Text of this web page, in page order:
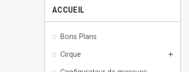
ACCUEIL
Bons Plans
Cirque add